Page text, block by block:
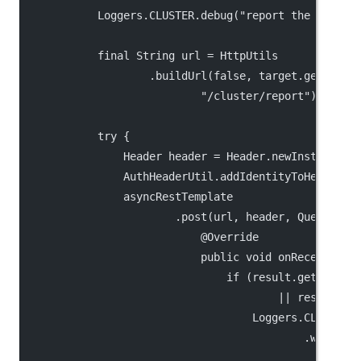
Loggers.CLUSTER.debug("report the
            final String url = HttpUtils
.buildUrl(false,
                            "/cluster/report");
            try {
Header header =
                asyncRestTemplate
.post(url, header,
                            @Override
public void
if
||
                                    Loggers.CLUSTER